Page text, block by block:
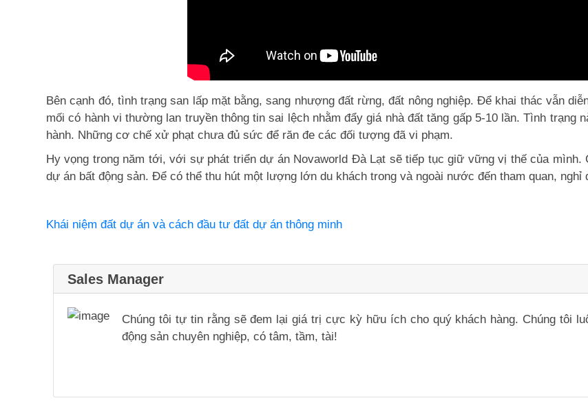
Bên cạnh đó, tình trạng san lấp mặt bằng, sang nhượng đất rừng, đất nông nghiệp. Để khai thác vẫn
mối có hành vi thường lan truyền thông tin sai lệch nhằm đẩy giá nhà đất tăng gấp 5-10 lần. Tình
hành. Những cơ chế xử phạt chưa đủ sức để răn đe các đối tượng đã vi phạm.
Hy vọng trong năm tới, với sự phát triển dự án Novaworld Đà Lạt sẽ tiếp tục giữ vững vị thế của
dự án bất động sản. Để có thể thu hút một lượng lớn du khách trong và ngoài nước đến tham quan, nghỉ
Khái niệm đất dự án và cách đầu tư đất dự án thông minh
Sales Manager
Chúng tôi tự tin rằng sẽ đem lại giá trị cực kỳ hữu ích cho quý khách hàng. Chúng tôi
động sản chuyên nghiệp, có tâm, tầm, tài!